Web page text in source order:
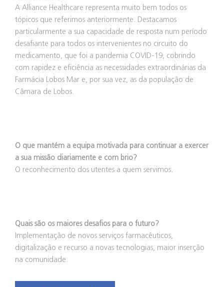
A Alliance Healthcare representa muito bem todos os
tópicos que referimos anteriormente. Destacamos
particularmente a sua capacidade de resposta num período
desafiante para todos os intervenientes no circuito do
medicamento, que foi a pandemia COVID-19, cobrindo
com rapidez e eficiência as necessidades extraordinárias da
Farmácia Lobos Mar e, por sua vez, as da população de
Câmara de Lobos.
O que mantém a equipa motivada para continuar a exercer
a sua missão diariamente e com brio?
O reconhecimento dos utentes a quem servimos.
Quais são os maiores desafios para o futuro?
Implementação de novos serviços farmacêuticos,
digitalização e recurso a novas tecnologias, maior inserção
na comunidade.